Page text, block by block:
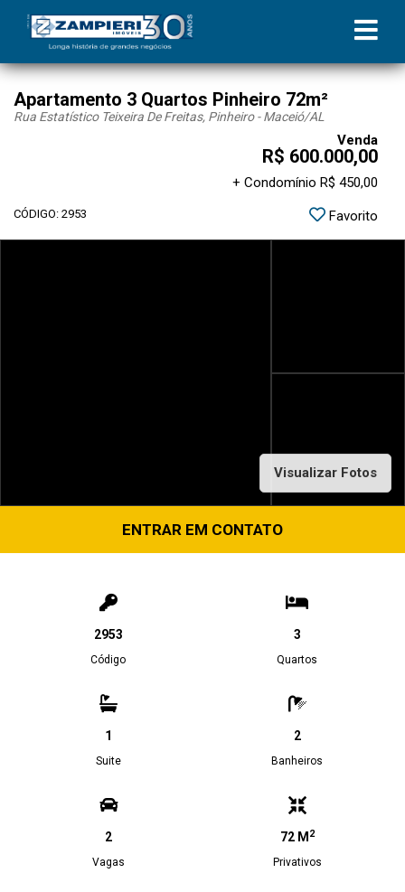
Apartamento 3 Quartos Pinheiro 72m²
Rua Estatístico Teixeira De Freitas, Pinheiro - Maceió/AL
Venda
R$ 600.000,00
+ Condomínio R$ 450,00
CÓDIGO: 2953 Favorito
Visualizar Fotos
ENTRAR EM CONTATO
2953
Código
3
Quartos
1
Suite
2
Banheiros
2
Vagas
72 M 2
Privativos